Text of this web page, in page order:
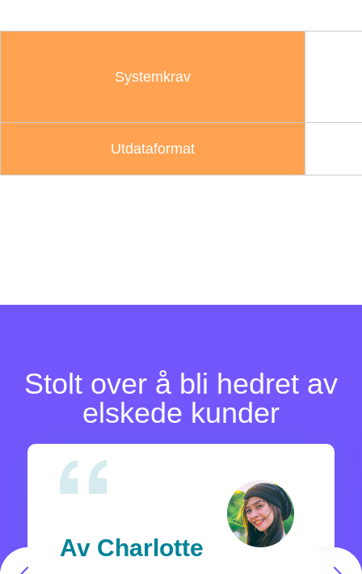
Systemkrav
Utdataformat
Stolt over å bli hedret av
elskede kunder
Av Charlotte